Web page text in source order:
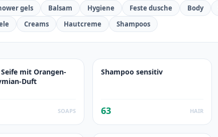
gels Balsam Hygiene Feste dusche Body
Creams Hautcreme Shampoos
mit Orangen-
Duft
SOAPS
Shampoo sensitiv
63 HAIR